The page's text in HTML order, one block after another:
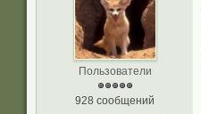
Пользователи
928 сообщений